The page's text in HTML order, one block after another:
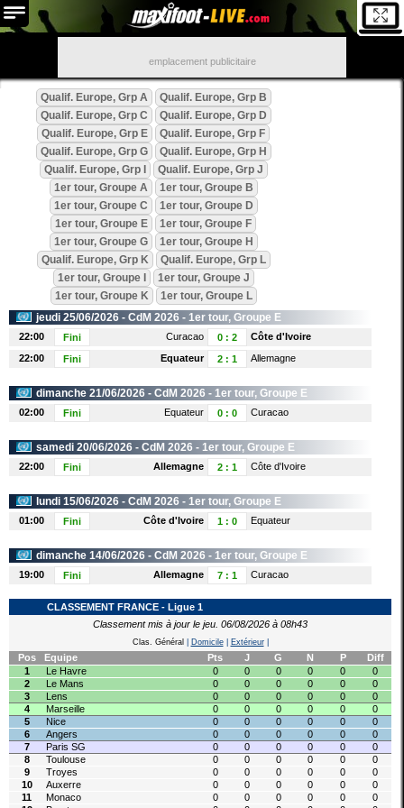
emplacement publicitaire
Qualif. Europe, Grp A
Qualif. Europe, Grp B
Qualif. Europe, Grp C
Qualif. Europe, Grp D
Qualif. Europe, Grp E
Qualif. Europe, Grp F
Qualif. Europe, Grp G
Qualif. Europe, Grp H
Qualif. Europe, Grp I
Qualif. Europe, Grp J
1er tour, Groupe A
1er tour, Groupe B
1er tour, Groupe C
1er tour, Groupe D
1er tour, Groupe E
1er tour, Groupe F
1er tour, Groupe G
1er tour, Groupe H
Qualif. Europe, Grp K
Qualif. Europe, Grp L
1er tour, Groupe I
1er tour, Groupe J
1er tour, Groupe K
1er tour, Groupe L
jeudi 25/06/2026 - CdM 2026 - 1er tour, Groupe E
22:00 Fini Curacao 0 : 2
Côte d'Ivoire
22:00
Fini Equateur 2 : 1 Allemagne
dimanche 21/06/2026 - CdM 2026 - 1er tour, Groupe E
02:00 Fini Equateur 0 : 0 Curacao
samedi 20/06/2026 - CdM 2026 - 1er tour, Groupe E
22:00 Fini Allemagne 2 : 1 Côte d'Ivoire
lundi 15/06/2026 - CdM 2026 - 1er tour, Groupe E
01:00 Fini Côte d'Ivoire 1 : 0 Equateur
dimanche 14/06/2026 - CdM 2026 - 1er tour, Groupe E
19:00 Fini Allemagne 7 : 1 Curacao
CLASSEMENT FRANCE - Ligue 1
Classement mis à jour le jeu. 06/08/2026 à 08h43
Clas. Général Domicile| Extérieur|
Pos Equipe Pts J G N P
Diff
1
Le Havre 0 0 0 0 0
0
2
Le Mans 0 0 0 0 0
0
3
Lens 0 0 0 0 0
0
4
Marseille 0 0 0 0 0
0
5
Nice 0 0 0 0 0
0
6
Angers 0 0 0 0 0
0
7
Paris SG 0 0 0 0 0
0
8
Toulouse 0 0 0 0 0
0
9
Troyes 0 0 0 0 0
0
10
Auxerre 0 0 0 0 0
0
11
Monaco 0 0 0 0 0
0